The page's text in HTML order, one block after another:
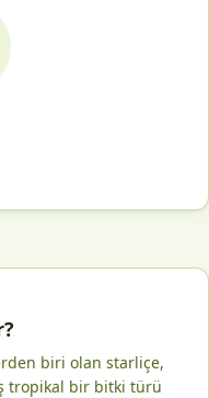
biri olan starliçe,
tropikal bir bitki türü